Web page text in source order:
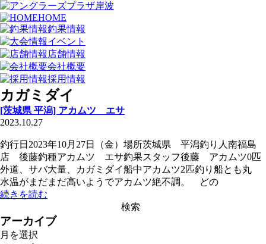
HOME
釣果情報
イベント
店舗情報
会社概要
採用情報
カガミダイ
[茨城県 平潟] アカムツ エサ
2023.10.27
釣行日2023年10月27日（金）場所茨城県 平潟釣り人南福島
店 後藤釣種アカムツ エサ釣果スタッフ後藤 アカムツ0匹
外道、サバ大量、カガミダイ船中アカムツ2匹釣り船とも丸
水温がまだまだ高いようでアカムツ絶不調。 どの
続きを読む
アーカイブ